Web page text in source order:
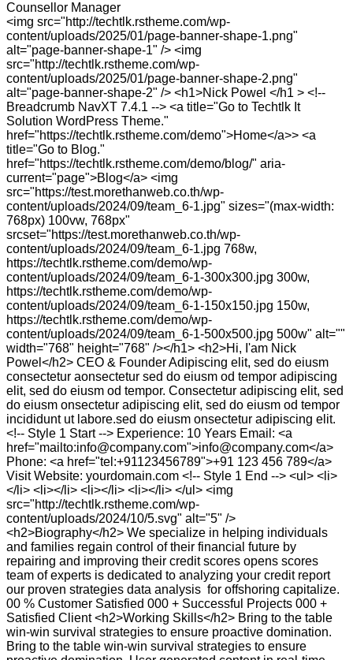
Counsellor Manager
<img src="http://techtlk.rstheme.com/wp-
content/uploads/2025/01/page-banner-shape-1.png"
alt="page-banner-shape-1" /> <img
src="http://techtlk.rstheme.com/wp-
content/uploads/2025/01/page-banner-shape-2.png"
alt="page-banner-shape-2" /> <h1>Nick Powel </h1 > <!--
Breadcrumb NavXT 7.4.1 --> <a title="Go to Techtlk It
Solution WordPress Theme."
href="https://techtlk.rstheme.com/demo">Home</a>> <a
title="Go to Blog."
href="https://techtlk.rstheme.com/demo/blog/" aria-
current="page">Blog</a> <img
src="https://test.morethanweb.co.th/wp-
content/uploads/2024/09/team_6-1.jpg" sizes="(max-width:
768px) 100vw, 768px"
srcset="https://test.morethanweb.co.th/wp-
content/uploads/2024/09/team_6-1.jpg 768w,
https://techtlk.rstheme.com/demo/wp-
content/uploads/2024/09/team_6-1-300x300.jpg 300w,
https://techtlk.rstheme.com/demo/wp-
content/uploads/2024/09/team_6-1-150x150.jpg 150w,
https://techtlk.rstheme.com/demo/wp-
content/uploads/2024/09/team_6-1-500x500.jpg 500w" alt=""
width="768" height="768" /></h1> <h2>Hi, I'am Nick
Powel</h2> CEO & Founder Adipiscing elit, sed do eiusm
consectetur aonsectetur sed do eiusm od tempor adipiscing
elit, sed do eiusm od tempor. Consectetur adipiscing elit, sed
do eiusm onsectetur adipiscing elit, sed do eiusm od tempor
incididunt ut labore.sed do eiusm onsectetur adipiscing elit.
<!-- Style 1 Start --> Experience: 10 Years Email: <a
href="mailto:info@company.com">info@company.com</a>
Phone: <a href="tel:+91123456789">+91 123 456 789</a>
Visit Website: yourdomain.com <!-- Style 1 End --> <ul> <li>
</li> <li></li> <li></li> <li></li> </ul> <img
src="http://techtlk.rstheme.com/wp-
content/uploads/2024/10/5.svg" alt="5" />
<h2>Biography</h2> We specialize in helping individuals
and families regain control of their financial future by
repairing and improving their credit scores opens scores
team of experts is dedicated to analyzing your credit report
our proven strategies data analysis for offshoring capitalize.
00 % Customer Satisfied 000 + Successful Projects 000 +
Satisfied Client <h2>Working Skills</h2> Bring to the table
win-win survival strategies to ensure proactive domination.
Bring to the table win-win survival strategies to ensure